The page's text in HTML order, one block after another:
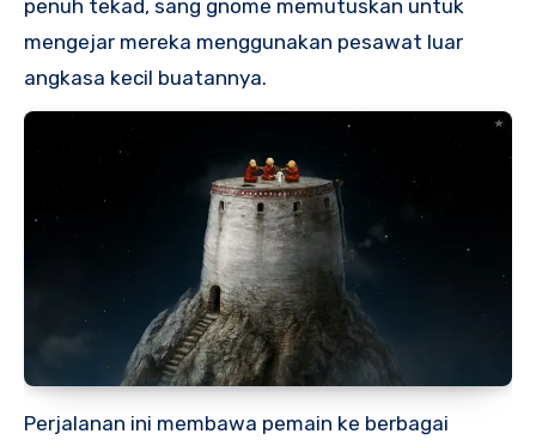
penuh tekad, sang gnome memutuskan untuk
mengejar mereka menggunakan pesawat luar
angkasa kecil buatannya.
Perjalanan ini membawa pemain ke berbagai